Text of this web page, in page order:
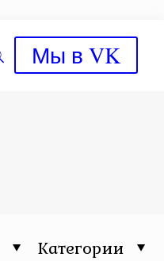
Мы в VK
Категории